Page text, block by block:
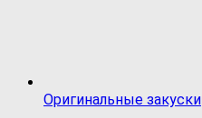
Оригинальные закуски